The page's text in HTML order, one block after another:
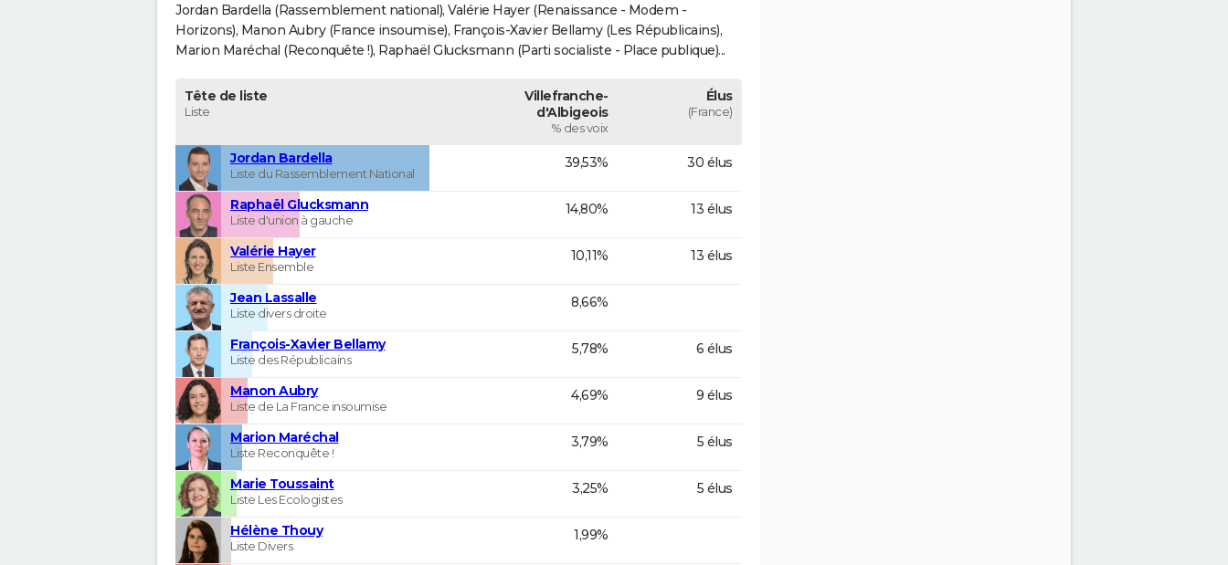
Jordan Bardella (Rassemblement national), Valérie Hayer (Renaissance - Modem -
Horizons), Manon Aubry (France insoumise), François-Xavier Bellamy (Les Républicains),
Marion Maréchal (Reconquête !), Raphaël Glucksmann (Parti socialiste - Place publique)...
Tête de liste
Liste
Villefranche-
d'Albigeois
% des voix
Élus
(France)
Jordan Bardella
Liste du Rassemblement National
39,53% 30 élus
Raphaël Glucksmann
Liste d'union à gauche
14,80% 13 élus
Valérie Hayer
Liste Ensemble
10,11% 13 élus
Jean Lassalle
Liste divers droite
8,66%
François-Xavier Bellamy
Liste des Républicains
5,78% 6 élus
Manon Aubry
Liste de La France insoumise
4,69% 9 élus
Marion Maréchal
Liste Reconquête !
3,79% 5 élus
Marie Toussaint
Liste Les Ecologistes
3,25% 5 élus
Hélène Thouy
Liste Divers
1,99%